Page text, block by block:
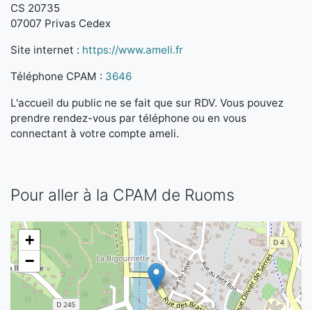
CS 20735
07007 Privas Cedex
Site internet : https://www.ameli.fr
Téléphone CPAM : 3646
L'accueil du public ne se fait que sur RDV. Vous pouvez
prendre rendez-vous par téléphone ou en vous
connectant à votre compte ameli.
Pour aller à la CPAM de Ruoms
+
−